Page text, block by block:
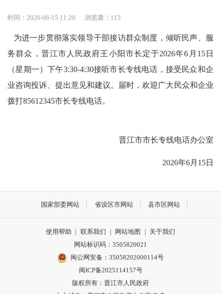
时间：2026-06-15 11:20 浏览量： 113
为进一步贯彻落实领导干部接访群众制度，倾听民声、服
务群众，晋江市人民政府王小阳市长定于2026年6月15日
（星期一）下午3:30-4:30接听市长专线电话，接受民众和企
业咨询投诉、提出意见和建议。届时，欢迎广大民众和企业
拨打85612345市长专线电话。
晋江市市长专线电话办公室
2026年6月15日
国家部委网站 省设区市网站 县市区网站
使用帮助 | 联系我们 | 网站地图 | 关于我们
网站标识码：3505820021
闽公网安备：35058202000114号
闽ICP备2025114157号
版权所有：晋江市人民政府